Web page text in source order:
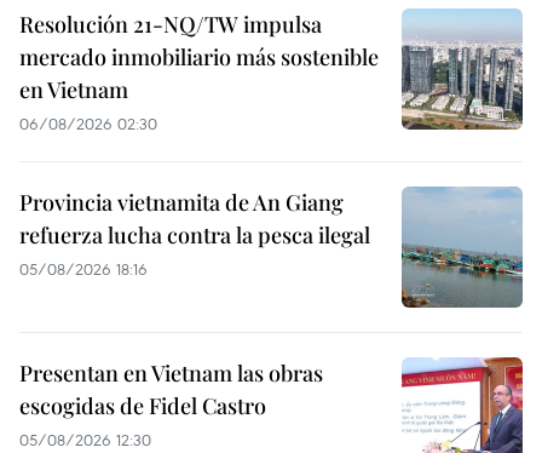
Resolución 21-NQ/TW impulsa
mercado inmobiliario más sostenible
en Vietnam
06/08/2026 02:30
Provincia vietnamita de An Giang
refuerza lucha contra la pesca ilegal
05/08/2026 18:16
Presentan en Vietnam las obras
escogidas de Fidel Castro
05/08/2026 12:30